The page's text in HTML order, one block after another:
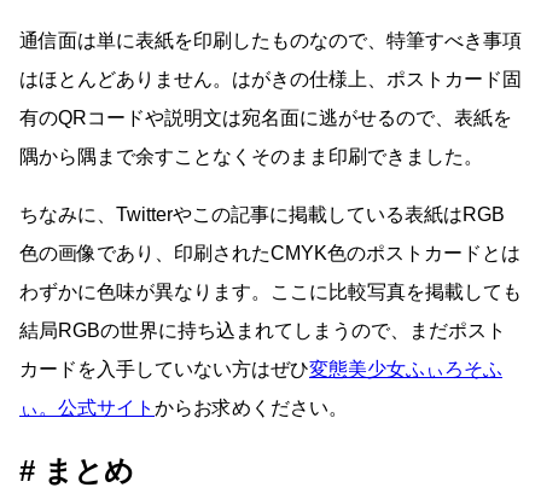
通信面は単に表紙を印刷したものなので、特筆すべき事項
はほとんどありません。はがきの仕様上、ポストカード固
有のQRコードや説明文は宛名面に逃がせるので、表紙を
隅から隅まで余すことなくそのまま印刷できました。
ちなみに、Twitterやこの記事に掲載している表紙はRGB
色の画像であり、印刷されたCMYK色のポストカードとは
わずかに色味が異なります。ここに比較写真を掲載しても
結局RGBの世界に持ち込まれてしまうので、まだポスト
カードを入手していない方はぜひ変態美少女ふぃろそふ
ぃ。公式サイト からお求めください。
まとめ